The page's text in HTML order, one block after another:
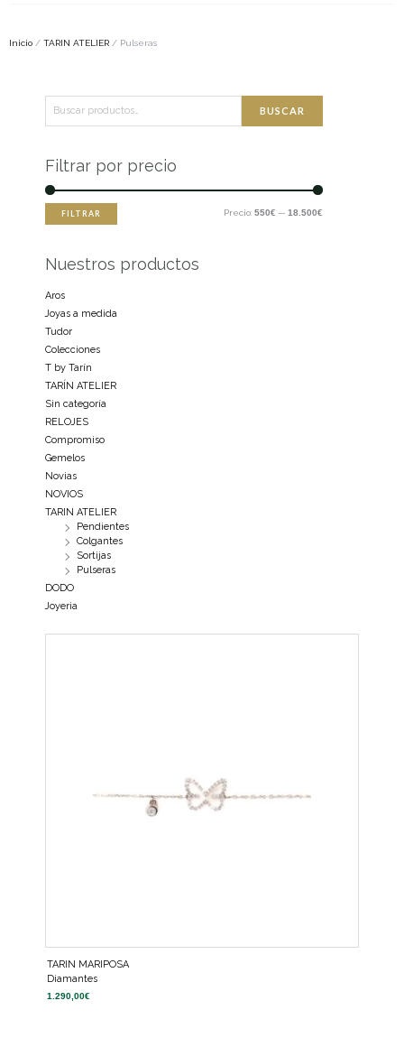
Inicio / TARIN ATELIER / Pulseras
por:
BUSCAR
Filtrar por precio
FILTRAR Precio: 550€ — 18.500€
Nuestros productos
Aros
Joyas a medida
Tudor
Colecciones
T by Tarín
TARÍN ATELIER
Sin categoría
RELOJES
Compromiso
Gemelos
Novias
NOVIOS
TARIN ATELIER
Pendientes
Colgantes
Sortijas
Pulseras
DODO
Joyeria
TARIN MARIPOSA
Diamantes
1.290,00€